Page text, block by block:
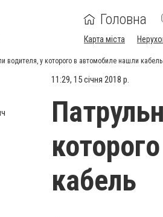
Головна
Карта міста
водителя, у которого в автомобиле нашли кабель
11:29, 15 січня 2018 р.
кабель